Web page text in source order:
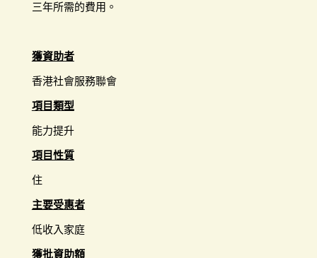
三年所需的費用。
獲資助者
香港社會服務聯會
項目類型
能力提升
項目性質
住
主要受惠者
低收入家庭
獲批資助額